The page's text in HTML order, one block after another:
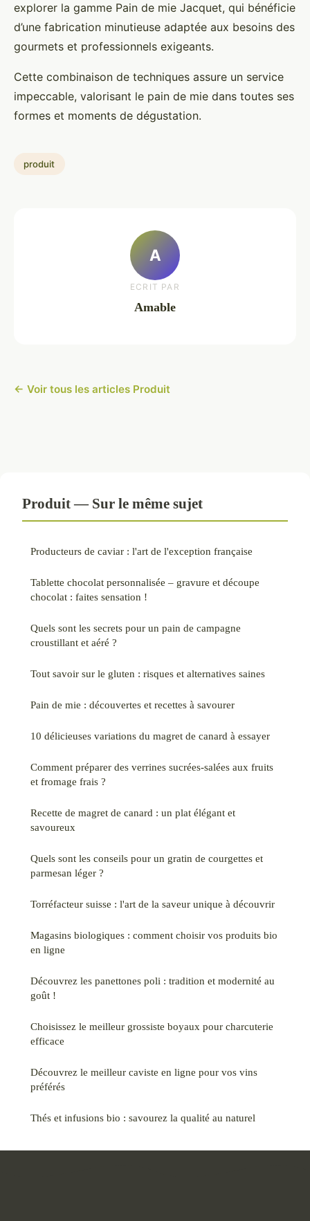
explorer la gamme Pain de mie Jacquet, qui bénéficie
d’une fabrication minutieuse adaptée aux besoins des
gourmets et professionnels exigeants.
Cette combinaison de techniques assure un service
impeccable, valorisant le pain de mie dans toutes ses
formes et moments de dégustation.
produit
A
ECRIT PAR
Amable
← Voir tous les articles Produit
Produit — Sur le même sujet
Producteurs de caviar : l'art de l'exception française
Tablette chocolat personnalisée – gravure et découpe
chocolat : faites sensation !
Quels sont les secrets pour un pain de campagne
croustillant et aéré ?
Tout savoir sur le gluten : risques et alternatives saines
Pain de mie : découvertes et recettes à savourer
10 délicieuses variations du magret de canard à essayer
Comment préparer des verrines sucrées-salées aux fruits
et fromage frais ?
Recette de magret de canard : un plat élégant et
savoureux
Quels sont les conseils pour un gratin de courgettes et
parmesan léger ?
Torréfacteur suisse : l'art de la saveur unique à découvrir
Magasins biologiques : comment choisir vos produits bio
en ligne
Découvrez les panettones poli : tradition et modernité au
goût !
Choisissez le meilleur grossiste boyaux pour charcuterie
efficace
Découvrez le meilleur caviste en ligne pour vos vins
préférés
Thés et infusions bio : savourez la qualité au naturel